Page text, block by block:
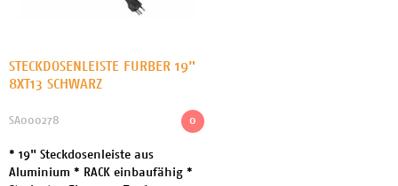
STECKDOSENLEISTE FURBER 19"
8XT13 SCHWARZ
0
SA000278
* 19" Steckdosenleiste aus
Aluminium * RACK einbaufähig *